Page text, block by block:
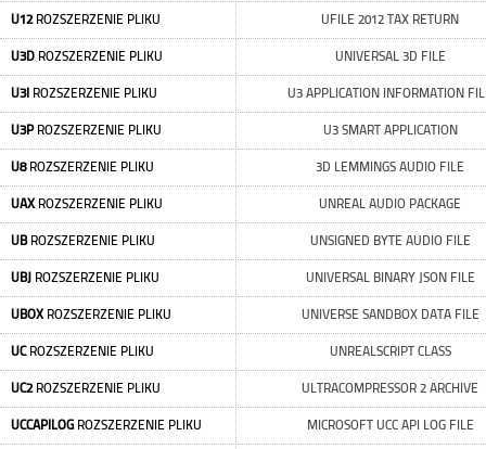
U12ROZSZERZENIE PLIKU UFILE 2012 TAX RETURN
U3D ROZSZERZENIE PLIKU UNIVERSAL 3D FILE
U3I ROZSZERZENIE PLIKU U3 APPLICATION INFORMATION
U3PROZSZERZENIE PLIKU U3 SMART APPLICATION
U8ROZSZERZENIE PLIKU 3D LEMMINGS AUDIO FILE
UAXROZSZERZENIE PLIKU UNREAL AUDIO PACKAGE
UBROZSZERZENIE PLIKU UNSIGNED BYTE AUDIO FILE
UBJ ROZSZERZENIE PLIKU UNIVERSAL BINARY JSON FILE
UBOXROZSZERZENIE PLIKU UNIVERSE SANDBOX DATA FILE
UCROZSZERZENIE PLIKU UNREALSCRIPT CLASS
UC2ROZSZERZENIE PLIKU ULTRACOMPRESSOR 2 ARCHIVE
UCCAPILOG ROZSZERZENIE PLIKU MICROSOFT UCC API LOG FILE